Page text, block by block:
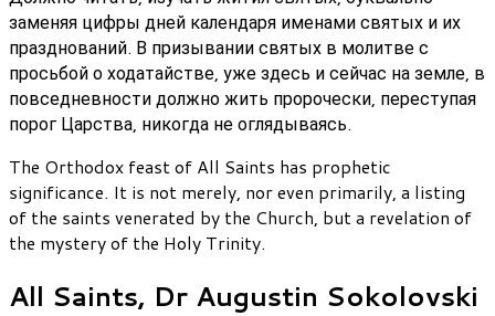
заменяя цифры дней календаря именами святых и их
празднований. В призывании святых в молитве с
просьбой о ходатайстве, уже здесь и сейчас на земле, в
повседневности должно жить пророчески, переступая
порог Царства, никогда не оглядываясь.
The Orthodox feast of All Saints has prophetic
significance. It is not merely, nor even primarily, a listing
of the saints venerated by the Church, but a revelation of
the mystery of the Holy Trinity.
All Saints, Dr Augustin Sokolovski